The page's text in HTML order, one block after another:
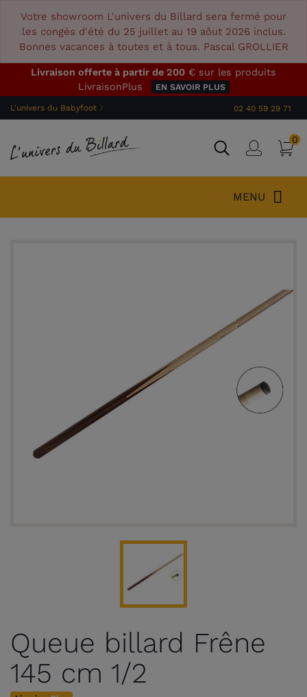
Votre showroom L'univers du Billard sera fermé pour
les congés d'été du 25 juillet au 19 aôut 2026 inclus.
Bonnes vacances à toutes et à tous. Pascal GROLLIER
Livraison offerte à partir de 200 € sur les produits
LivraisonPlus
EN SAVOIR PLUS
L'univers du Babyfoot 〉 02 40 59 29 71
0
MENU
Queue billard Frêne
145 cm 1/2